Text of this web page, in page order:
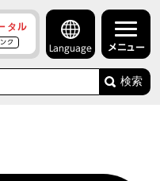
タル
ク
Language メニュー
検索